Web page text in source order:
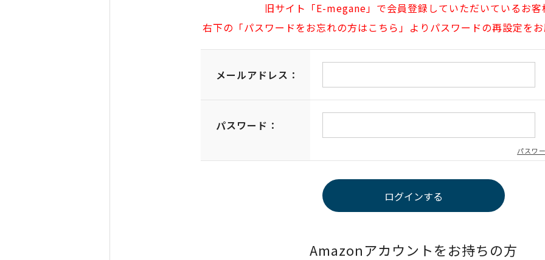
旧サイト「E-megane」で会員登録していただいているお客
右下の「パスワードをお忘れの方はこちら」よりパスワードの再設定を
メールアドレス：
パスワード：
パスワ
Amazonアカウントをお持ちの方